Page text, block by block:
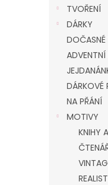
TVOŘENÍ
DÁRKY
ADVENTNÍ
DÁRKOVÉ
NA PŘÁNÍ
MOTIVY
KNIHY